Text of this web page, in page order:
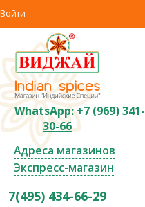
Войти
WhatsApp: +7 (969) 341-
30-66
Адреса магазинов
Экспресс-магазин
7(495) 434-66-29